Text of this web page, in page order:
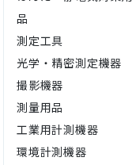
品
測定工具
光学・精密測定機器
撮影機器
測量用品
工業用計測機器
環境計測機器